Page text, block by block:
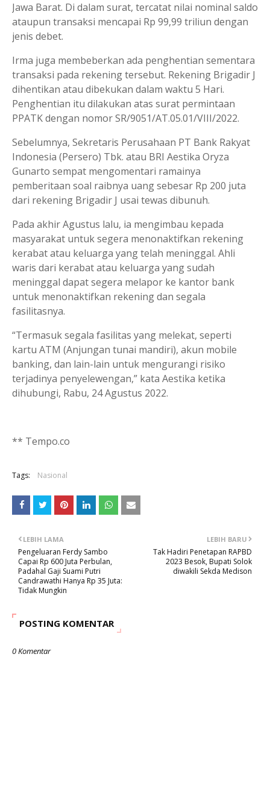
Jawa Barat. Di dalam surat, tercatat nilai nominal saldo
ataupun transaksi mencapai Rp 99,99 triliun dengan
jenis debet.
Irma juga membeberkan ada penghentian sementara
transaksi pada rekening tersebut. Rekening Brigadir J
dihentikan atau dibekukan dalam waktu 5 Hari.
Penghentian itu dilakukan atas surat permintaan
PPATK dengan nomor SR/9051/AT.05.01/VIII/2022.
Sebelumnya, Sekretaris Perusahaan PT Bank Rakyat
Indonesia (Persero) Tbk. atau BRI Aestika Oryza
Gunarto sempat mengomentari ramainya
pemberitaan soal raibnya uang sebesar Rp 200 juta
dari rekening Brigadir J usai tewas dibunuh.
Pada akhir Agustus lalu, ia mengimbau kepada
masyarakat untuk segera menonaktifkan rekening
kerabat atau keluarga yang telah meninggal. Ahli
waris dari kerabat atau keluarga yang sudah
meninggal dapat segera melapor ke kantor bank
untuk menonaktifkan rekening dan segala
fasilitasnya.
“Termasuk segala fasilitas yang melekat, seperti
kartu ATM (Anjungan tunai mandiri), akun mobile
banking, dan lain-lain untuk mengurangi risiko
terjadinya penyelewengan,” kata Aestika ketika
dihubungi, Rabu, 24 Agustus 2022.
** Tempo.co
Tags: Nasional
LEBIH BARU
Tak Hadiri Penetapan RAPBD
2023 Besok, Bupati Solok
diwakili Sekda Medison
LEBIH LAMA
Pengeluaran Ferdy Sambo
Capai Rp 600 Juta Perbulan,
Padahal Gaji Suami Putri
Candrawathi Hanya Rp 35 Juta:
Tidak Mungkin
POSTING KOMENTAR
0 Komentar